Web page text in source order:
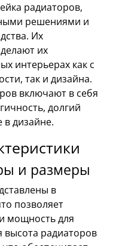
радиаторов,
решениями и
Их
их
интерьерах как с
так и дизайна.
включают в себя
долгий
в дизайне.
и размеры
в
позволяет
мощность для
радиаторов